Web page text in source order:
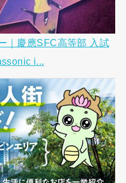
｜慶應SFC高等部 入試
i...